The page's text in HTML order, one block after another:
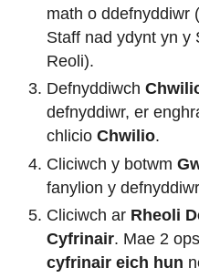
math o ddefnyddiwr
Staff nad ydynt yn y
Reoli).
Defnyddiwch
defnyddiwr, er
chlicio Chwilio.
Cliciwch y botwm
fanylion y
Cliciwch ar Rheoli
Cyfrinair. Mae 2
cyfrinair eich hun